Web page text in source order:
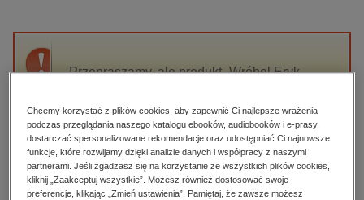
budownictwo, aranżacja wnętrz
darmowe wydania
edukacja
hobby, sport, rozrywka
komputery, internet, technologie, informatyka
Przepraszamy, ale produkt „Wróbel Eryk -
High-contrast mode
Polecane
Chcemy korzystać z plików cookies, aby zapewnić Ci najlepsze wrażenia
podczas przeglądania naszego katalogu ebooków, audiobooków i e-prasy,
dostarczać spersonalizowane rekomendacje oraz udostępniać Ci najnowsze
funkcje, które rozwijamy dzięki analizie danych i współpracy z naszymi
partnerami. Jeśli zgadzasz się na korzystanie ze wszystkich plików cookies,
kliknij „Zaakceptuj wszystkie”. Możesz również dostosować swoje
preferencje, klikając „Zmień ustawienia”. Pamiętaj, że zawsze możesz